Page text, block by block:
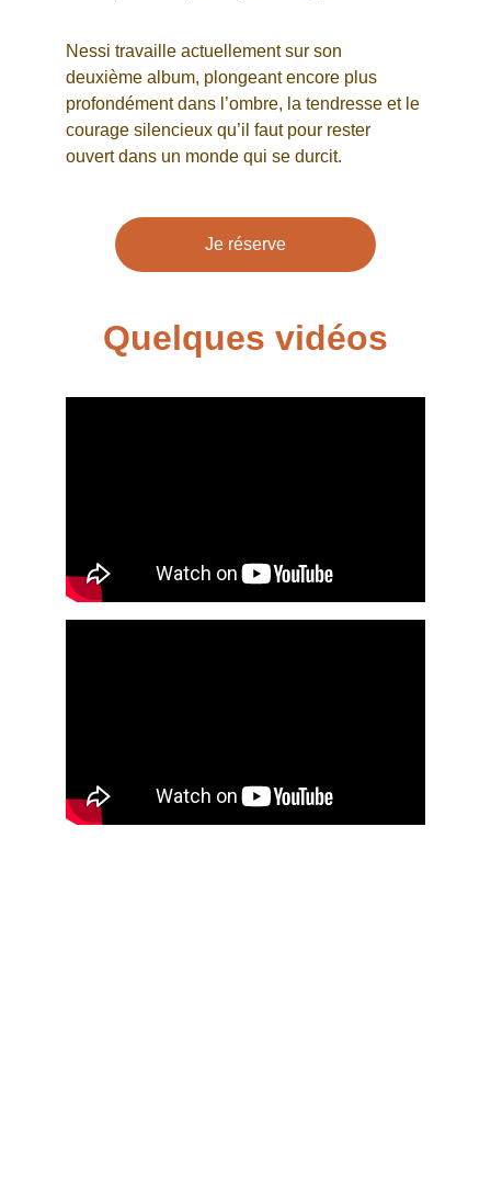
Nessi travaille actuellement sur son
deuxième album, plongeant encore plus
profondément dans l’ombre, la tendresse et le
courage silencieux qu’il faut pour rester
ouvert dans un monde qui se durcit.
Je réserve
Quelques vidéos